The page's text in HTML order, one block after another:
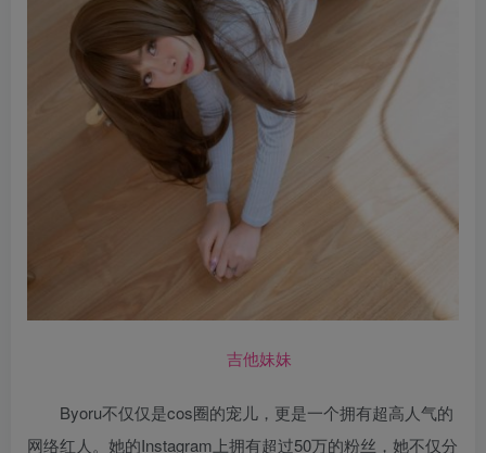
吉他妹妹
Byoru不仅仅是cos圈的宠儿，更是一个拥有超高人气的
网络红人。她的Instagram上拥有超过50万的粉丝，她不仅分